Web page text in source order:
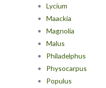
Lycium
Maackia
Magnolia
Malus
Philadelphus
Physocarpus
Populus